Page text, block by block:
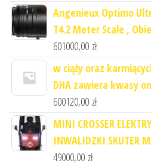
Angenieux Optimo
T4.2 Meter Scale ,
601000,00 zł
w ciąży oraz
DHA zawiera kwasy
600120,00 zł
MINI CROSSER
INWALIDZKI SKUTER
49000,00 zł